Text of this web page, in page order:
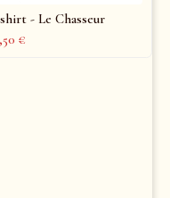
- Le Chasseur
€